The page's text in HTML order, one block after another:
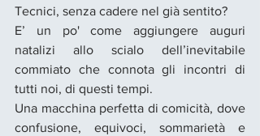
Tecnici, senza cadere nel già sentito?
E’ un po' come aggiungere auguri
natalizi allo scialo dell’inevitabile
commiato che connota gli incontri di
tutti noi, di questi tempi.
Una macchina perfetta di comicità, dove
confusione, equivoci, sommarietà e